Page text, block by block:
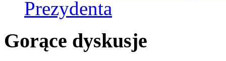
Prezydenta
Gorące dyskusje